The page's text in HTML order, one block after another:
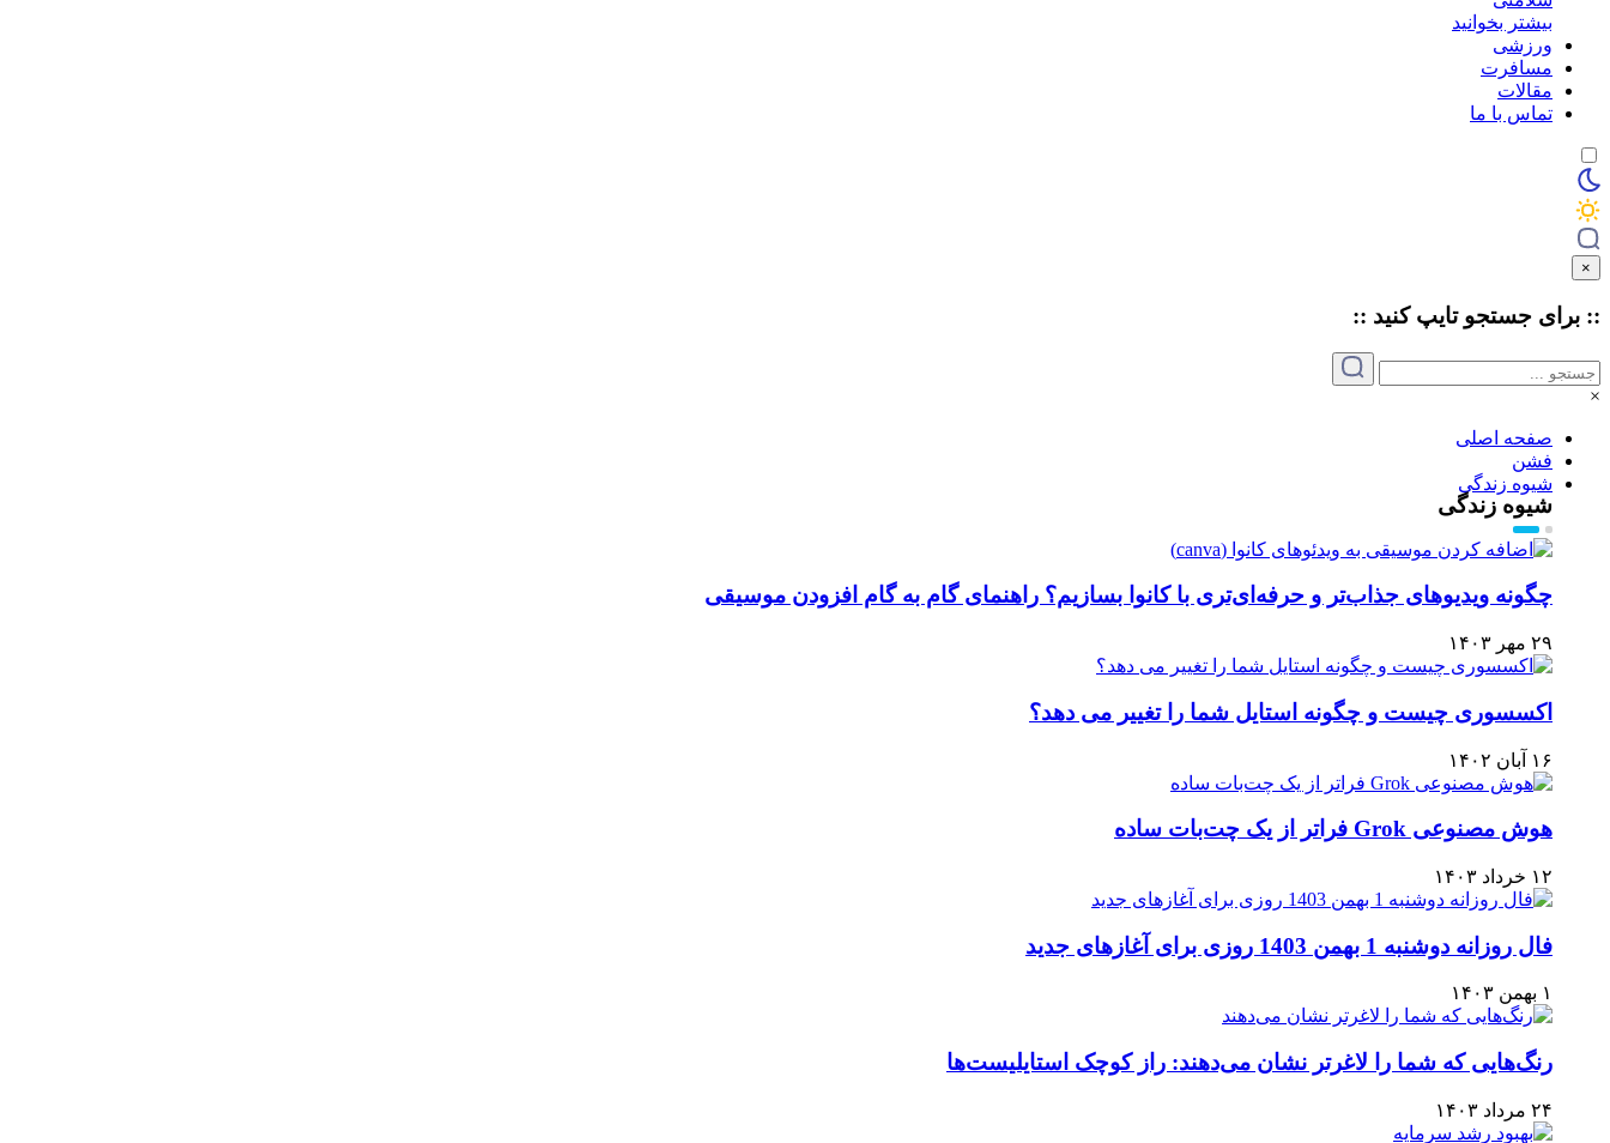
بیشتر بخوانید
ورزشی
مسافرت
مقالات
تماس با ما
×
:: برای جستجو تایپکنید ::
×
صفحه اصلی
فشن
شیوه زندگی
شیوه زندگی
چگونه ویدیوهای جذاب‌تر و حرفه‌ای‌تری با کانوا بسازیم؟ راهنمای گام به گام افزودن موسیقی
۲۹ مهر ۱۴۰۳
اکسسوری چیست و چگونه استایل شما را تغییر می دهد؟
۱۶ آبان ۱۴۰۲
هوش مصنوعی Grok فراتر از یک چت‌بات ساده
۱۲ خرداد ۱۴۰۳
فال روزانه دوشنبه 1 بهمن 1403 روزی برای آغازهای جدید
۱ بهمن ۱۴۰۳
رنگ‌هایی که شما را لاغرتر نشان می‌دهند: راز کوچک استایلیست‌ها
۲۴ مرداد ۱۴۰۳